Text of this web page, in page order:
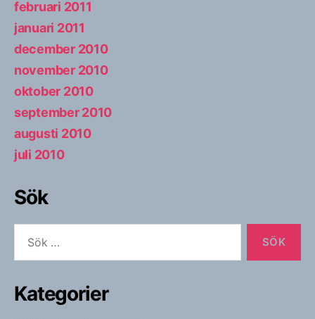
februari 2011
januari 2011
december 2010
november 2010
oktober 2010
september 2010
augusti 2010
juli 2010
Sök
efter:
Kategorier